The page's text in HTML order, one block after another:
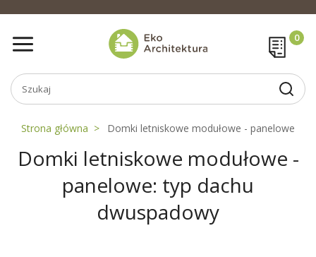
Strona główna Domki letniskowe modułowe - panelowe
Domki letniskowe modułowe -
panelowe: typ dachu
dwuspadowy